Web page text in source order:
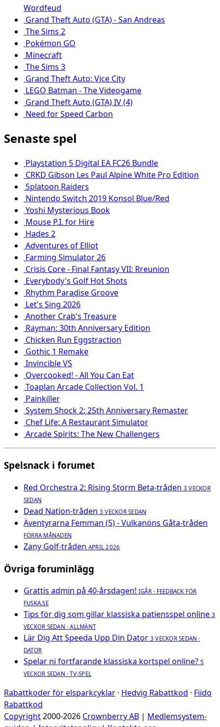
Wordfeud
Grand Theft Auto (GTA) - San Andreas
The Sims 2
Pokémon GO
Minecraft
The Sims 3
Grand Theft Auto: Vice City
LEGO Batman - The Videogame
Grand Theft Auto (GTA) IV (4)
Need for Speed Carbon
Senaste spel
Playstation 5 Digital EA FC26 Bundle
CRKD Gibson Les Paul Alpine White Pro Edition
Splatoon Raiders
Nintendo Switch 2019 Konsol Blue/Red
Yoshi Mysterious Book
Mouse P.I. for Hire
Hades 2
Adventures of Elliot
Farming Simulator 26
Crisis Core - Final Fantasy VII: Rreunion
Everybody's Golf Hot Shots
Rhythm Paradise Groove
Let's Sing 2026
Another Crab's Treasure
Rayman: 30th Anniversary Edition
Chicken Run Eggstraction
Gothic 1 Remake
Invincible VS
Overcooked! - All You Can Eat
Toaplan Arcade Collection Vol. 1
Painkiller
System Shock 2: 25th Anniversary Remaster
Chef Life: A Restaurant Simulator
Arcade Spirits: The New Challengers
Spelsnack i forumet
Red Orchestra 2: Rising Storm Beta-tråden 3 VECKOR
SEDAN
Dead Nation-tråden 3 VECKOR SEDAN
Äventyrarna Femman (5) - Vulkanöns Gåta-tråden
FÖRRA MÅNADEN
Zany Golf-tråden APRIL 2026
Övriga foruminlägg
Grattis admin på 40-årsdagen! IGÅR · FEEDBACK FÖR
FUSKA.SE
Tips för dig som gillar klassiska patiensspel online 3
VECKOR SEDAN · ALLMÄNT
Lär Dig Att Speeda Upp Din Dator 3 VECKOR SEDAN ·
DATOR
Spelar ni fortfarande klassiska kortspel online? 5
VECKOR SEDAN · TV-SPEL
Rabattkoder för elsparkcyklar · Hedvig Rabattkod · Fiido
Rabattkod
Copyright2000-2026 Crownberry AB | Medlemsystem-